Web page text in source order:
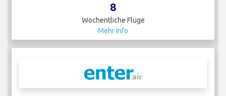
8
Wöchentliche Flüge
Mehr Info